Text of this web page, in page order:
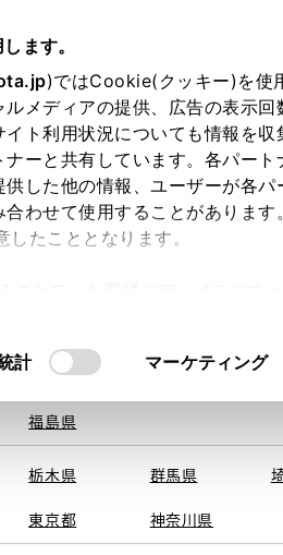
ます。
)ではCookie(クッキー)を使
メディアの提供、広告の表示回
ト利用状況についても情報を収
ーと共有しています。各パー
した他の情報、ユーザーが各パ
わせて使用することがありま
たこととなります。
計 マーケティング
した。
お選びください。
釧路 札幌
岩手県 宮城県
福島県
栃木県 群馬県
東京都 神奈川県
購入 お気に入り
し訳ございません。
問題が発生しました。
、しばらく経ってから再度、お試し下